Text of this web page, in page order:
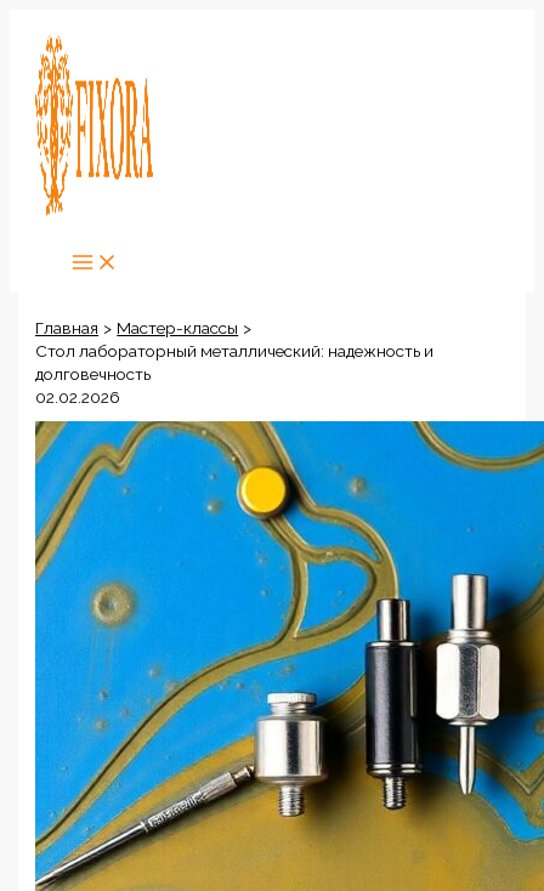
содержимому
Главная
Мастер-классы
Стол лабораторный металлический: надежность и
долговечность
02.02.2026